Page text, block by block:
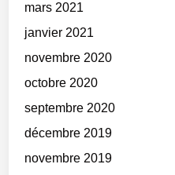
mars 2021
janvier 2021
novembre 2020
octobre 2020
septembre 2020
décembre 2019
novembre 2019